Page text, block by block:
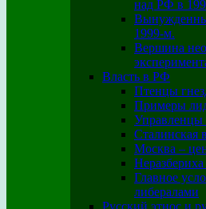
над РФ в
1999-м.
Вершина
Власть в РФ
Птенцы
Примеры
Управленцы
Сталинская
Москва –
Главное
либералами
Русский этнос и